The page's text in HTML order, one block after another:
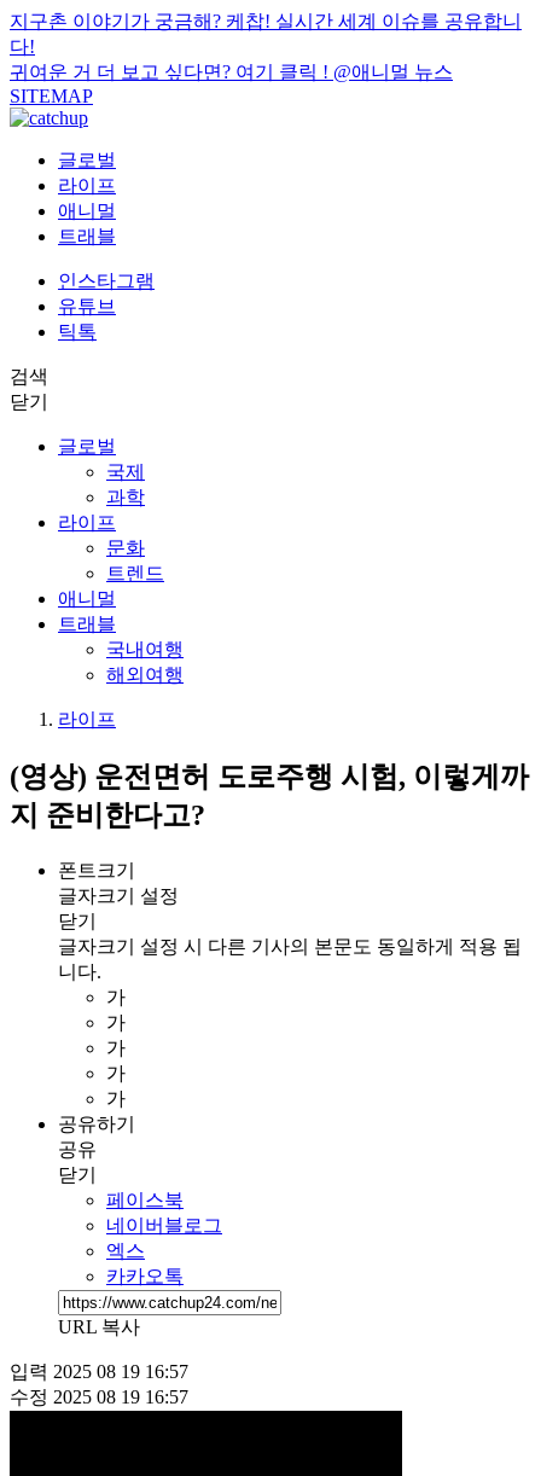
지구촌 이야기가 궁금해? 케찹! 실시간 세계 이슈를 공유합니
다!
귀여운 거 더 보고 싶다면? 여기 클릭 ! @애니멀 뉴스
SITEMAP
글로벌
라이프
애니멀
트래블
인스타그램
유튜브
틱톡
검색
닫기
글로벌
국제
과학
라이프
문화
트렌드
애니멀
트래블
국내여행
해외여행
라이프
(영상) 운전면허 도로주행 시험, 이렇게까
지 준비한다고?
폰트크기
글자크기 설정
닫기
글자크기 설정 시 다른 기사의 본문도 동일하게 적용 됩
니다.
가
가
가
가
가
공유하기
공유
닫기
페이스북
네이버블로그
엑스
카카오톡
URL 복사
입력 2025 08 19 16:57
수정 2025 08 19 16:57